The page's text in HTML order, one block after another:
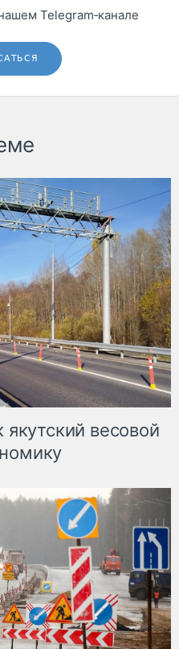
Telegram‑канале
якутский весовой